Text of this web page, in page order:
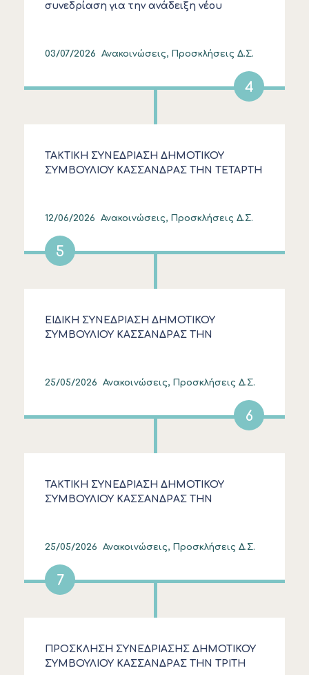
συνεδρίαση για την ανάδειξη νέου
δεύτερης θητείας.
03/07/2026 Ανακοινώσεις, Προσκλήσεις Δ.Σ.
4
ΤΑΚΤΙΚΗ ΣΥΝΕΔΡΙΑΣΗ ΔΗΜΟΤΙΚΟΥ
ΣΥΜΒΟΥΛΙΟΥ ΚΑΣΣΑΝΔΡΑΣ ΤΗΝ TETAΡΤΗ
12/06/2026 Ανακοινώσεις, Προσκλήσεις Δ.Σ.
5
ΕΙΔΙΚΗ ΣΥΝΕΔΡΙΑΣΗ ΔΗΜΟΤΙΚΟΥ
ΣΥΜΒΟΥΛΙΟΥ ΚΑΣΣΑΝΔΡΑΣ ΤΗΝ
25/05/2026 Ανακοινώσεις, Προσκλήσεις Δ.Σ.
6
ΤΑΚΤΙΚΗ ΣΥΝΕΔΡΙΑΣΗ ΔΗΜΟΤΙΚΟΥ
ΣΥΜΒΟΥΛΙΟΥ ΚΑΣΣΑΝΔΡΑΣ ΤΗΝ
25/05/2026 Ανακοινώσεις, Προσκλήσεις Δ.Σ.
7
ΠΡΟΣΚΛΗΣΗ ΣΥΝΕΔΡΙΑΣΗΣ ΔΗΜΟΤΙΚΟΥ
ΣΥΜΒΟΥΛΙΟΥ ΚΑΣΣΑΝΔΡΑΣ ΤΗΝ ΤΡΙΤΗ